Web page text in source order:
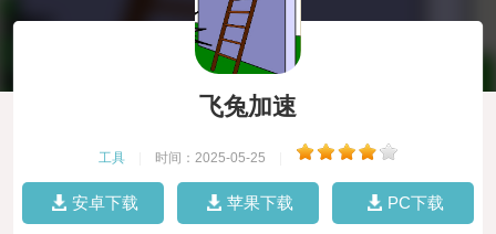
飞兔加速
工具 时间：2025-05-25
安卓下载 苹果下载 PC下载